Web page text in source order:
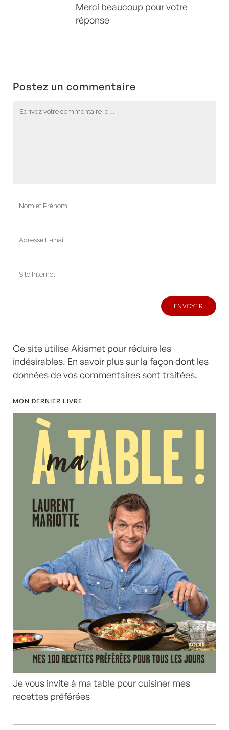
Merci beaucoup pour votre
réponse
Postez un commentaire
Ce site utilise Akismet pour réduire les
indésirables. En savoir plus sur la façon dont les
données de vos commentaires sont traitées.
MON DERNIER LIVRE
Je vous invite à ma table pour cuisiner mes
recettes préférées